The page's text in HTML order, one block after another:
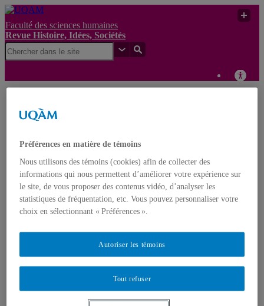
Faculté des sciences humaines
Revue Histoire, Idées, Sociétés
UQAM
Revue Histoire, Idées, Sociétés
Accueil
À propos
5 | Varia 2026
4 | Varia 2022
Actes du colloque Jean-Marie Fecteau
Préférences en matière de témoins
Nous utilisons des témoins (cookies) afin de collecter des
informations qui nous permettent d’améliorer votre expérience sur
le site, de vous proposer des contenus vidéo, d’analyser les
statistiques de fréquentation, etc. Vous pouvez personnaliser votre
choix en sélectionnant « Préférences ».
Tout refuser
Autoriser les témoins